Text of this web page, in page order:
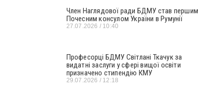
Член Наглядової ради БДМУ став першим
Почесним консулом України в Румунії
27.07.2026 10:40
Професорці БДМУ Світлані Ткачук за
видатні заслуги у сфері вищої освіти
призначено стипендію КМУ
29.07.2026 12:18